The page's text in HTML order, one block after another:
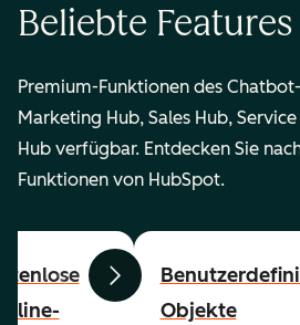
Beliebte Features
Premium-Funktionen des
Marketing Hub, Sales Hub,
Hub verfügbar. Entdecken Sie
Funktionen von HubSpot.
ZurückWeiter
Objekte